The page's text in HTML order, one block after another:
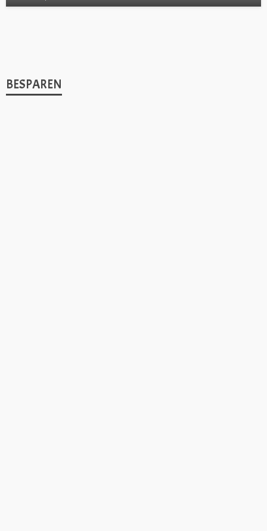
BESPAREN